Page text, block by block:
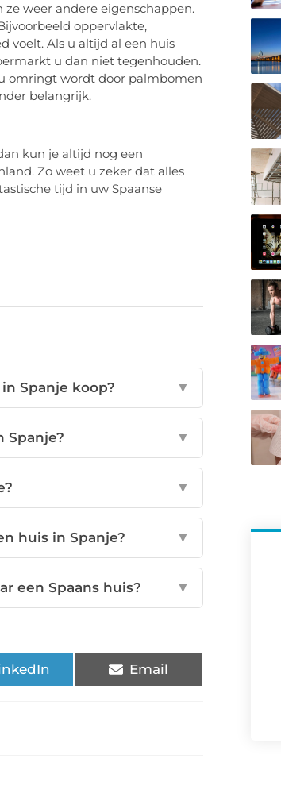
ze weer andere eigenschappen.
oppervlakte,
voelt. Als u altijd al een huis
u dan niet tegenhouden.
omringt wordt door palmbomen
belangrijk.
kun je altijd nog een
Zo weet u zeker dat alles
tijd in uw Spaanse
Spanje koop? ▼
Spanje? ▼
▼
huis in Spanje? ▼
een Spaans huis? ▼
Email